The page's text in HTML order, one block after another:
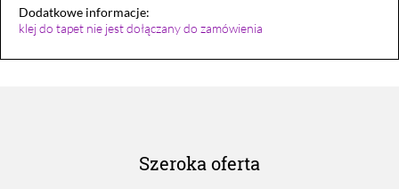
Dodatkowe informacje:
klej do tapet nie jest dołączany do zamówienia
Szeroka oferta